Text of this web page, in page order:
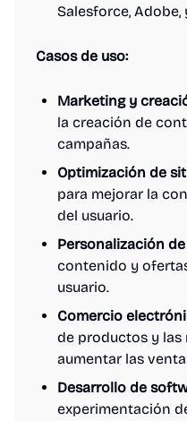
Salesforce,
Casos de uso:
Marketing y
la creación de
campañas.
Optimización de
para mejorar la
del usuario.
Personalización
contenido y
usuario.
Comercio
de productos y las
aumentar las
Desarrollo de
experimentación